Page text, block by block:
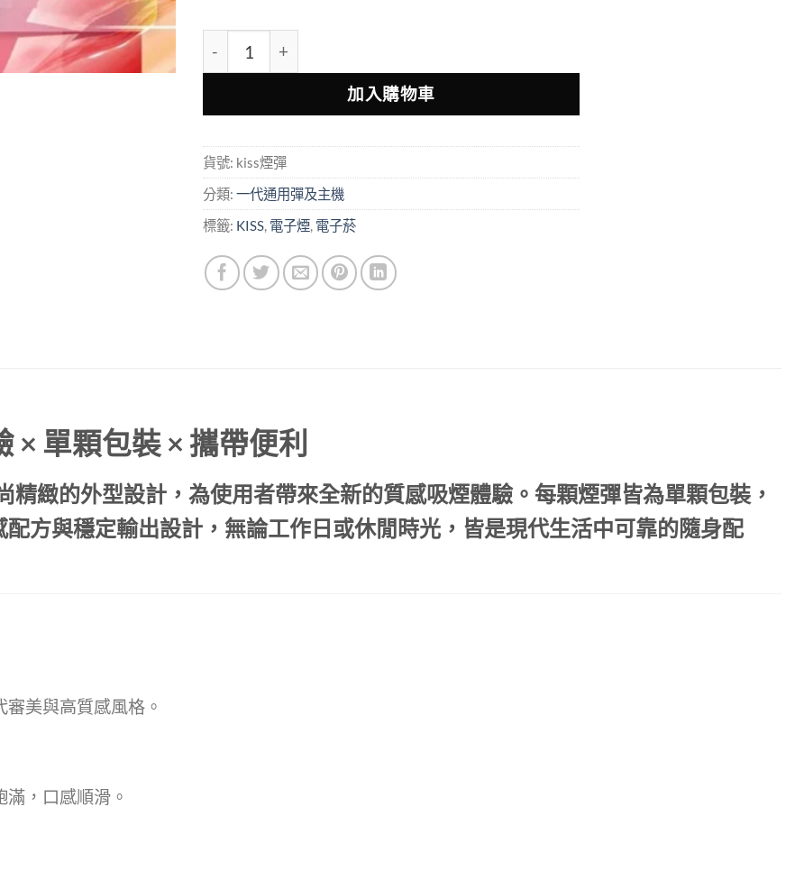
加入購物車
貨號: kiss煙彈
分類: 一代通用彈及主機
標籤: KISS, 電子煙, 電子菸
× 單顆包裝 × 攜帶便利
精緻的外型設計，為使用者帶來全新的質感吸煙體驗。每顆煙彈皆為單顆包裝，
方與穩定輸出設計，無論工作日或休閒時光，皆是現代生活中可靠的隨身配
美與高質感風格。
，口感順滑。